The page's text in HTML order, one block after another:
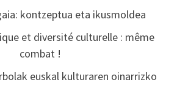
kontzeptua eta ikusmoldea
et diversité culturelle : même
combat !
euskal kulturaren oinarrizko